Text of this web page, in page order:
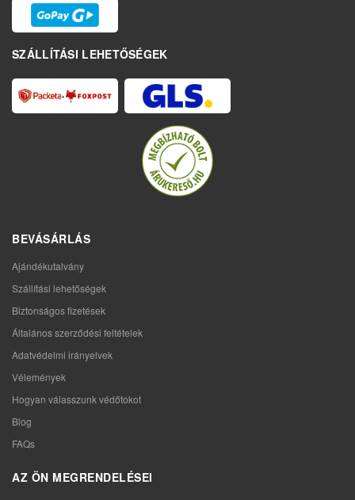
SZÁLLÍTÁSI LEHETŐSÉGEK
BEVÁSÁRLÁS
Ajándékutalvány
Szállítási lehetőségek
Biztonságos fizetések
Általános szerződési feltételek
Adatvédelmi irányelvek
Vélemények
Hogyan válasszunk védőtokot
Blog
FAQs
AZ ÖN MEGRENDELÉSEI